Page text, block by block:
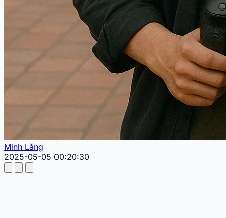
Minh Lăng
2025-05-05 00:20:30